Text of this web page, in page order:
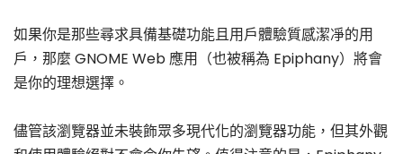
如果你是那些尋求具備基礎功能且用戶體驗質感潔凈的用
戶，那麼 GNOME Web 應用（也被稱為 Epiphany）將會
是你的理想選擇。
儘管該瀏覽器並未裝飾眾多現代化的瀏覽器功能，但其外觀